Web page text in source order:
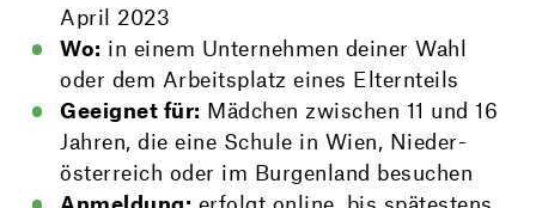
April 2023
Wo: in einem Unter­nehmen deiner Wahl
oder dem Arbeits­platz eines Eltern­teils
Geeignet für: Mädchen zwischen 11 und 16
Jahren, die eine Schule in Wien, Nieder­
österreich oder im Burgen­land besuchen